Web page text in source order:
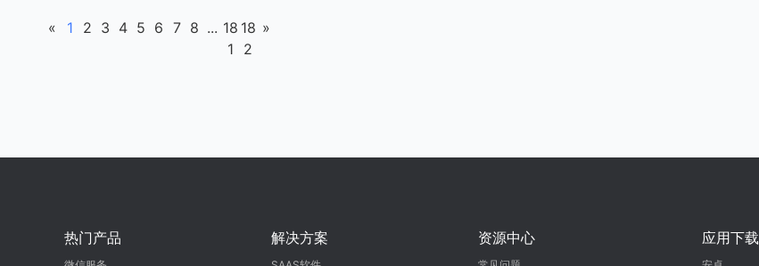
« 1 2 3 4 5 6 7 8 ... 18
1
18
2
»
热门产品 解决方案 资源中心 应用下载